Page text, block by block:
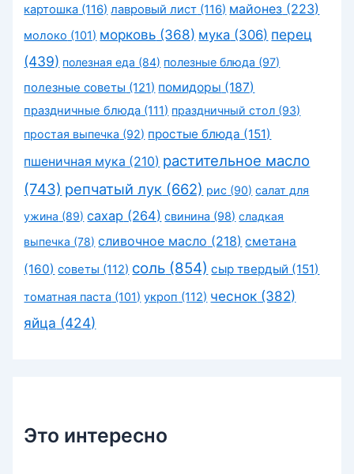
картошка (116) лавровый лист (116) майонез (223)
молоко (101) морковь (368) мука (306) перец
(439) полезная еда (84) полезные блюда (97)
полезные советы (121) помидоры (187)
праздничные блюда (111) праздничный стол (93)
простая выпечка (92) простые блюда (151)
пшеничная мука (210) растительное масло
(743) репчатый лук (662) рис (90) салат для
ужина (89) сахар (264) свинина (98) сладкая
выпечка (78) сливочное масло (218) сметана
(160) советы (112) соль (854) сыр твердый (151)
томатная паста (101) укроп (112) чеснок (382)
яйца (424)
Это интересно